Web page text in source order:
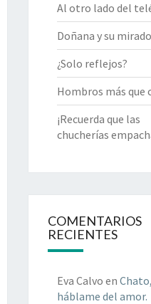
Al otro lado del
Doñana y su
¿Solo reflejos?
Hombros más que
¡Recuerda que las
chucherías
COMENTARIOS
RECIENTES
Eva Calvo en Chato,
háblame del amor.